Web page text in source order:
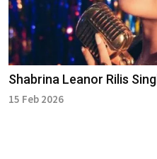
Shabrina Leanor Rilis
15 Feb 2026